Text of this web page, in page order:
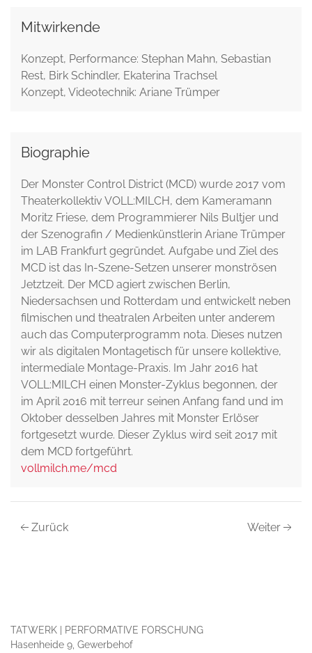
Mitwirkende
Konzept, Performance: Stephan Mahn, Sebastian
Rest, Birk Schindler, Ekaterina Trachsel
Konzept, Videotechnik: Ariane Trümper
Biographie
Der Monster Control District (MCD) wurde 2017 vom
Theaterkollektiv VOLL:MILCH, dem Kameramann
Moritz Friese, dem Programmierer Nils Bultjer und
der Szenografin / Medienkünstlerin Ariane Trümper
im LAB Frankfurt gegründet. Aufgabe und Ziel des
MCD ist das In-Szene-Setzen unserer monströsen
Jetztzeit. Der MCD agiert zwischen Berlin,
Niedersachsen und Rotterdam und entwickelt neben
filmischen und theatralen Arbeiten unter anderem
auch das Computerprogramm nota. Dieses nutzen
wir als digitalen Montagetisch für unsere kollektive,
intermediale Montage-Praxis. Im Jahr 2016 hat
VOLL:MILCH einen Monster-Zyklus begonnen, der
im April 2016 mit terreur seinen Anfang fand und im
Oktober desselben Jahres mit Monster Erlöser
fortgesetzt wurde. Dieser Zyklus wird seit 2017 mit
dem MCD fortgeführt.
vollmilch.me/mcd
Zurück Weiter
TATWERK | PERFORMATIVE FORSCHUNG
Hasenheide 9, Gewerbehof